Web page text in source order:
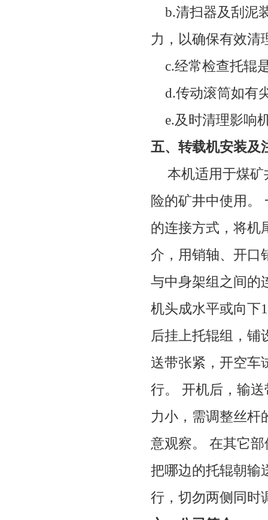
b.清扫器及刮泥
力，以确保有效清
c.经常检查托辊
d.传动滚筒如有
e.及时清理影响
五、转载机安装及
本机适用于煤
险的矿井中使用。
的连接方式，将机
介，用销轴、开口
与中身架组之间的
机头成水平或向下
后挂上托辊组，铺
送带张紧，开空车
行。
开机后，输
力小，需调整丝杆
意观察。
在其它
把哪边的托辊朝输
行，切勿两侧同时